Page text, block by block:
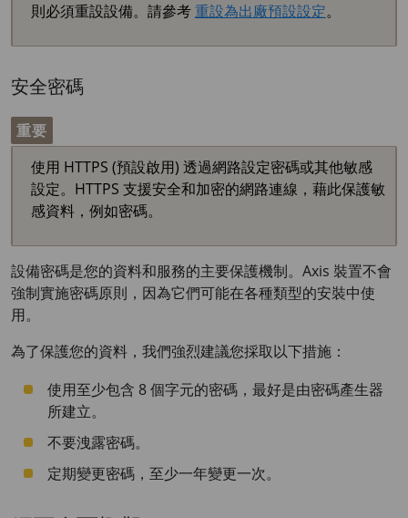
則必須重設設備。請參考重設為出廠預設設定。
安全密碼
重要
使用 HTTPS (預設啟用) 透過網路設定密碼或其他敏感
設定。HTTPS 支援安全和加密的網路連線，藉此保護敏
感資料，例如密碼。
設備密碼是您的資料和服務的主要保護機制。Axis 裝置不會
強制實施密碼原則，因為它們可能在各種類型的安裝中使
用。
為了保護您的資料，我們強烈建議您採取以下措施：
使用至少包含 8 個字元的密碼，最好是由密碼產生器
所建立。
不要洩露密碼。
定期變更密碼，至少一年變更一次。